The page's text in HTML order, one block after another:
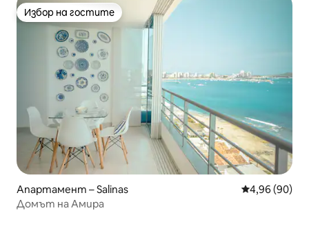
Избор на гостите
Избор на гостите
Апартамент – Salinas Средна
4,96 (90)
Домът на Амира